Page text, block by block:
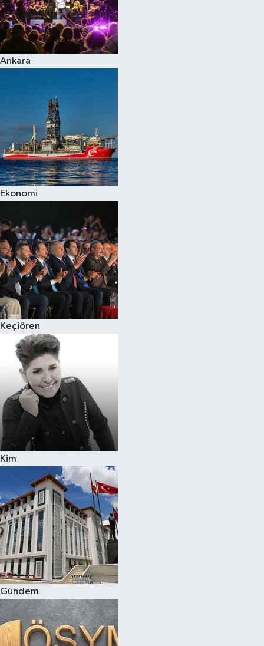
Ankara
Ekonomi
Keçiören
Kim
Gündem